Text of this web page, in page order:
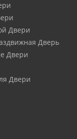
Двери
Дверь
Двери
Двери